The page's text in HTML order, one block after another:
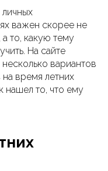
важен скорее не
то, какую тему
На сайте
вариантов
время летних
нашел то, что ему